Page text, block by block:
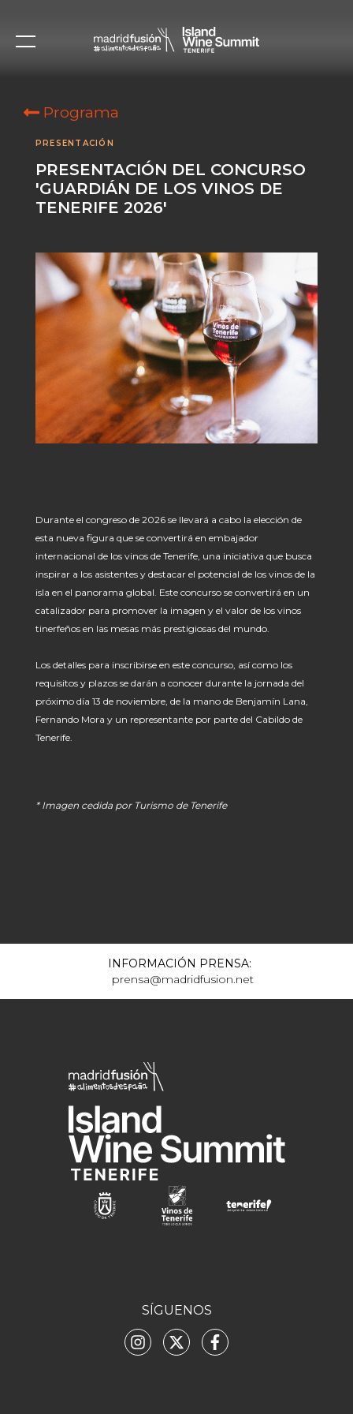
Programa
PRESENTACIÓN
PRESENTACIÓN DEL CONCURSO
'GUARDIÁN DE LOS VINOS DE
TENERIFE 2026'
Durante el congreso de 2026 se llevará a cabo la elección de
esta nueva figura que se convertirá en embajador
internacional de los vinos de Tenerife, una iniciativa que busca
inspirar a los asistentes y destacar el potencial de los vinos de la
isla en el panorama global. Este concurso se convertirá en un
catalizador para promover la imagen y el valor de los vinos
tinerfeños en las mesas más prestigiosas del mundo.
Los detalles para inscribirse en este concurso, así como los
requisitos y plazos se darán a conocer durante la jornada del
próximo día 13 de noviembre, de la mano de Benjamín Lana,
Fernando Mora y un representante por parte del Cabildo de
Tenerife.
* Imagen cedida por Turismo de Tenerife
INFORMACIÓN PRENSA:
prensa@madridfusion.net
SÍGUENOS